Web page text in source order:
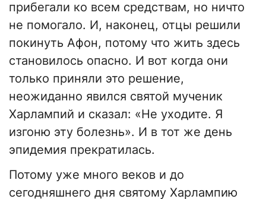
прибегали ко всем средствам, но ничто
не помогало. И, наконец, отцы решили
покинуть Афон, потому что жить здесь
становилось опасно. И вот когда они
только приняли это решение,
неожиданно явился святой мученик
Харлампий и сказал: «Не уходите. Я
изгоню эту болезнь». И в тот же день
эпидемия прекратилась.
Потому уже много веков и до
сегодняшнего дня святому Харлампию